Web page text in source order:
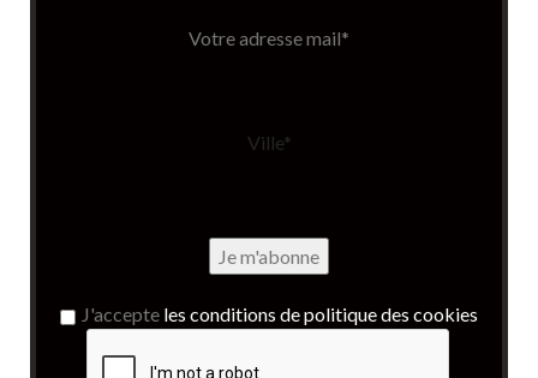
Votre adresse mail*
Ville*
J'accepte les conditions de politique des cookies